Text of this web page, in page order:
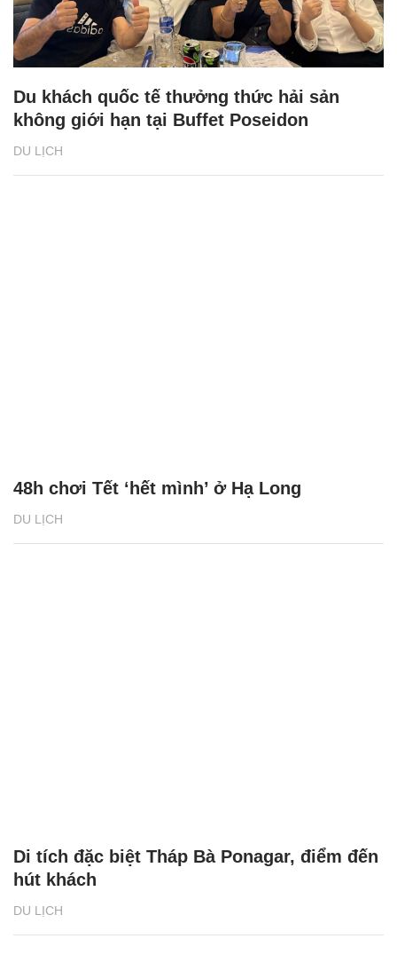
DU LỊCH
Du khách quốc tế thưởng thức hải sản
không giới hạn tại Buffet Poseidon
DU LỊCH
48h chơi Tết ‘hết mình’ ở Hạ Long
DU LỊCH
Di tích đặc biệt Tháp Bà Ponagar, điểm đến
hút khách